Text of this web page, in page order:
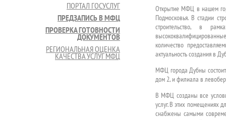
ПОРТАЛ ГОСУСЛУГ
ПРЕДЗАПИСЬ В МФЦ
ПРОВЕРКА ГОТОВНОСТИ
ДОКУМЕНТОВ
РЕГИОНАЛЬНАЯ ОЦЕНКА
КАЧЕСТВА УСЛУГ МФЦ
Открытие МФЦ в нашем
Подмосковья. В стадии
строительство, в
количество
актуальность создания в
МФЦ города Дубны
дом 2, и филиала в
В МФЦ созданы все
услуг. В этих помещениях
снабжены самыми